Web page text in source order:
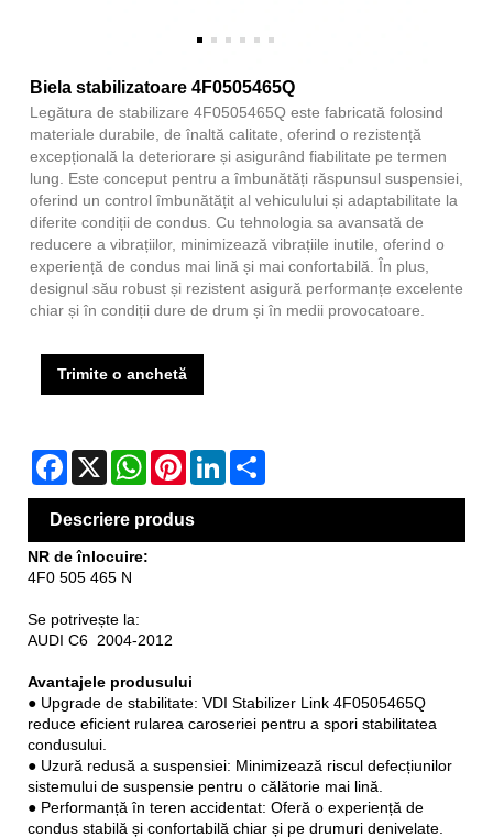
Biela stabilizatoare 4F0505465Q
Legătura de stabilizare 4F0505465Q este fabricată folosind
materiale durabile, de înaltă calitate, oferind o rezistență
excepțională la deteriorare și asigurând fiabilitate pe termen
lung. Este conceput pentru a îmbunătăți răspunsul suspensiei,
oferind un control îmbunătățit al vehiculului și adaptabilitate la
diferite condiții de condus. Cu tehnologia sa avansată de
reducere a vibrațiilor, minimizează vibrațiile inutile, oferind o
experiență de condus mai lină și mai confortabilă. În plus,
designul său robust și rezistent asigură performanțe excelente
chiar și în condiții dure de drum și în medii provocatoare.
Trimite o anchetă
Facebook
X WhatsAppPinterestLinkedIn
Descriere produs
NR de înlocuire:
4F0 505 465 N
Se potrivește la:
AUDI C6 2004-2012
Avantajele produsului
● Upgrade de stabilitate: VDI Stabilizer Link 4F0505465Q
reduce eficient rularea caroseriei pentru a spori stabilitatea
condusului.
● Uzură redusă a suspensiei: Minimizează riscul defecțiunilor
sistemului de suspensie pentru o călătorie mai lină.
● Performanță în teren accidentat: Oferă o experiență de
condus stabilă și confortabilă chiar și pe drumuri denivelate.